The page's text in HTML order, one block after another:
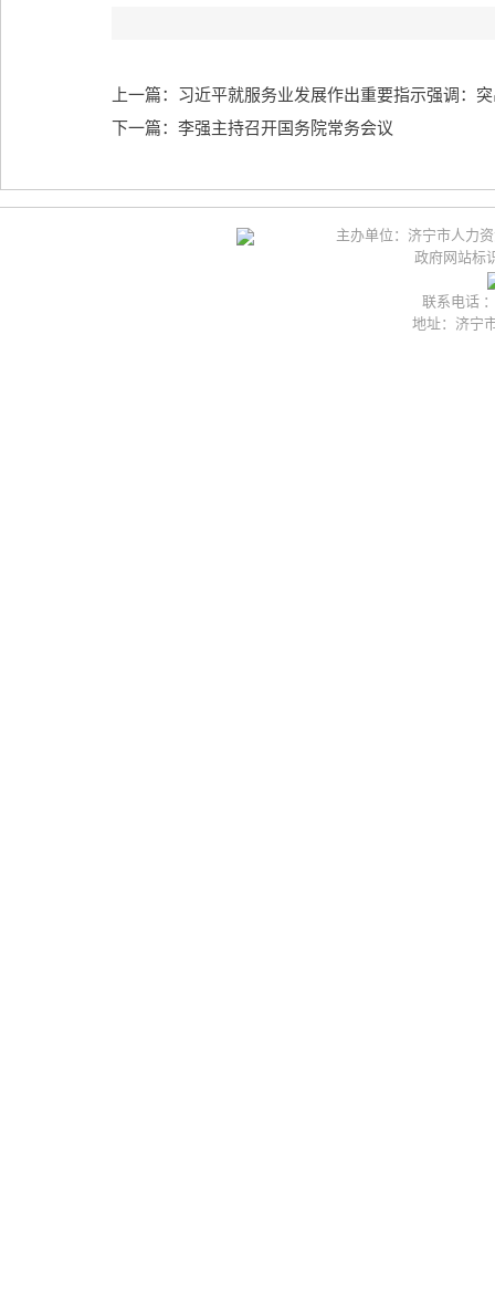
上一篇：习近平就服务业发展作出重要指示强调：
下一篇：李强主持召开国务院常务会议
主办单位：济宁市人力
政府网站标
联系电话
地址：济宁